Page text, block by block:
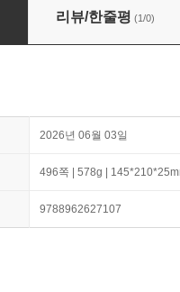
다는 착각
리뷰/한줄평 (1/0)
2026년 06월 03일
496쪽 | 578g |
9788962627107